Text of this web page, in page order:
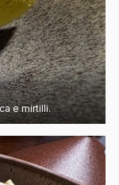
e mirtilli.